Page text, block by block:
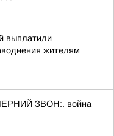
выплатили
жителям
ЗВОН:. война